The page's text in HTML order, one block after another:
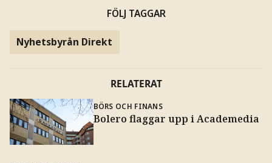
FÖLJ TAGGAR
Nyhetsbyrån Direkt
RELATERAT
BÖRS OCH FINANS
Bolero flaggar upp i Academedia